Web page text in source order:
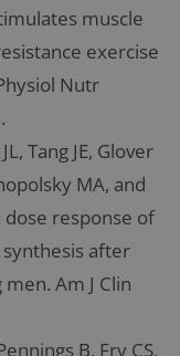
muscle
exercise
Nutr
Tang JE, Glover
MA, and
dose response of
after
Am J Clin
B, Fry CS,